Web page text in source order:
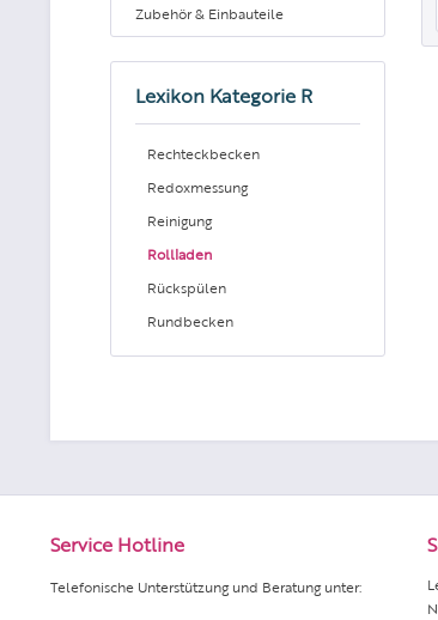
Zubehör & Einbauteile
Lexikon Kategorie R
Rechteckbecken
Redoxmessung
Reinigung
Rollladen
Rückspülen
Rundbecken
Service Hotline
Telefonische Unterstützung und Beratung unter: